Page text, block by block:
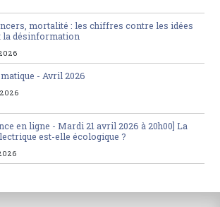
mortalité : les chiffres contre les idées
la désinformation
- Avril 2026
en ligne - Mardi 21 avril 2026 à 20h00] La
est-elle écologique ?